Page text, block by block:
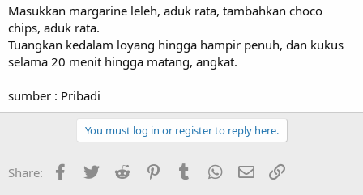
Masukkan margarine leleh, aduk rata, tambahkan choco
chips, aduk rata.
Tuangkan kedalam loyang hingga hampir penuh, dan kukus
selama 20 menit hingga matang, angkat.
sumber : Pribadi
You must log in or register to reply here.
Share: Facebook
Twitter Reddit PinterestTumblr WhatsApp
Email